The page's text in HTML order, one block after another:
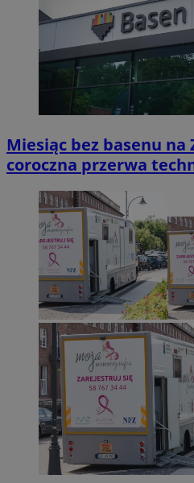
Miesiąc bez basenu na
coroczna przerwa